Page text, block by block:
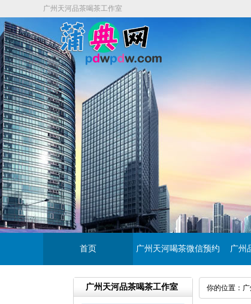
广州天河品茶喝茶工作室
首页 广州天河喝茶微信预约 广州
广州天河品茶喝茶工作室 你的位置：